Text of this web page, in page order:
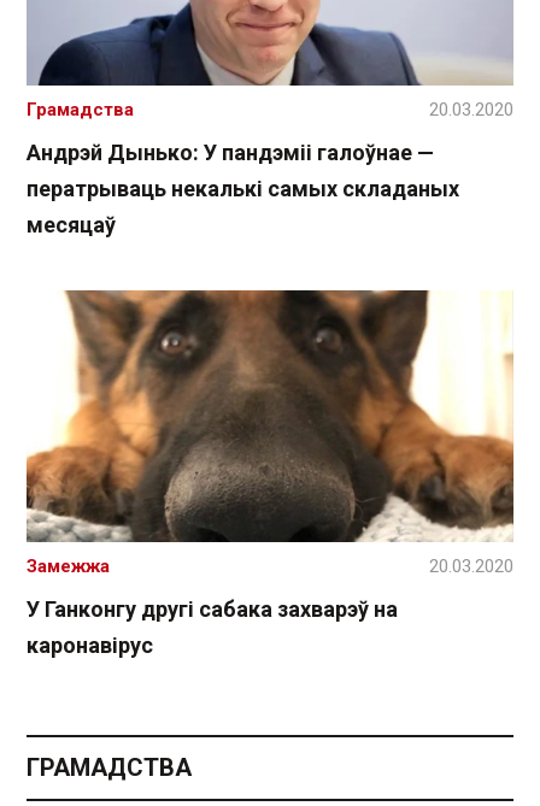
Андрэй Дынько: У пандэміі галоўнае —
ператрываць некалькі самых складаных
месяцаў
Грамадства 20.03.2020
У Ганконгу другі сабака захварэў на
каронавірус
Замежжа 20.03.2020
ГРАМАДСТВА